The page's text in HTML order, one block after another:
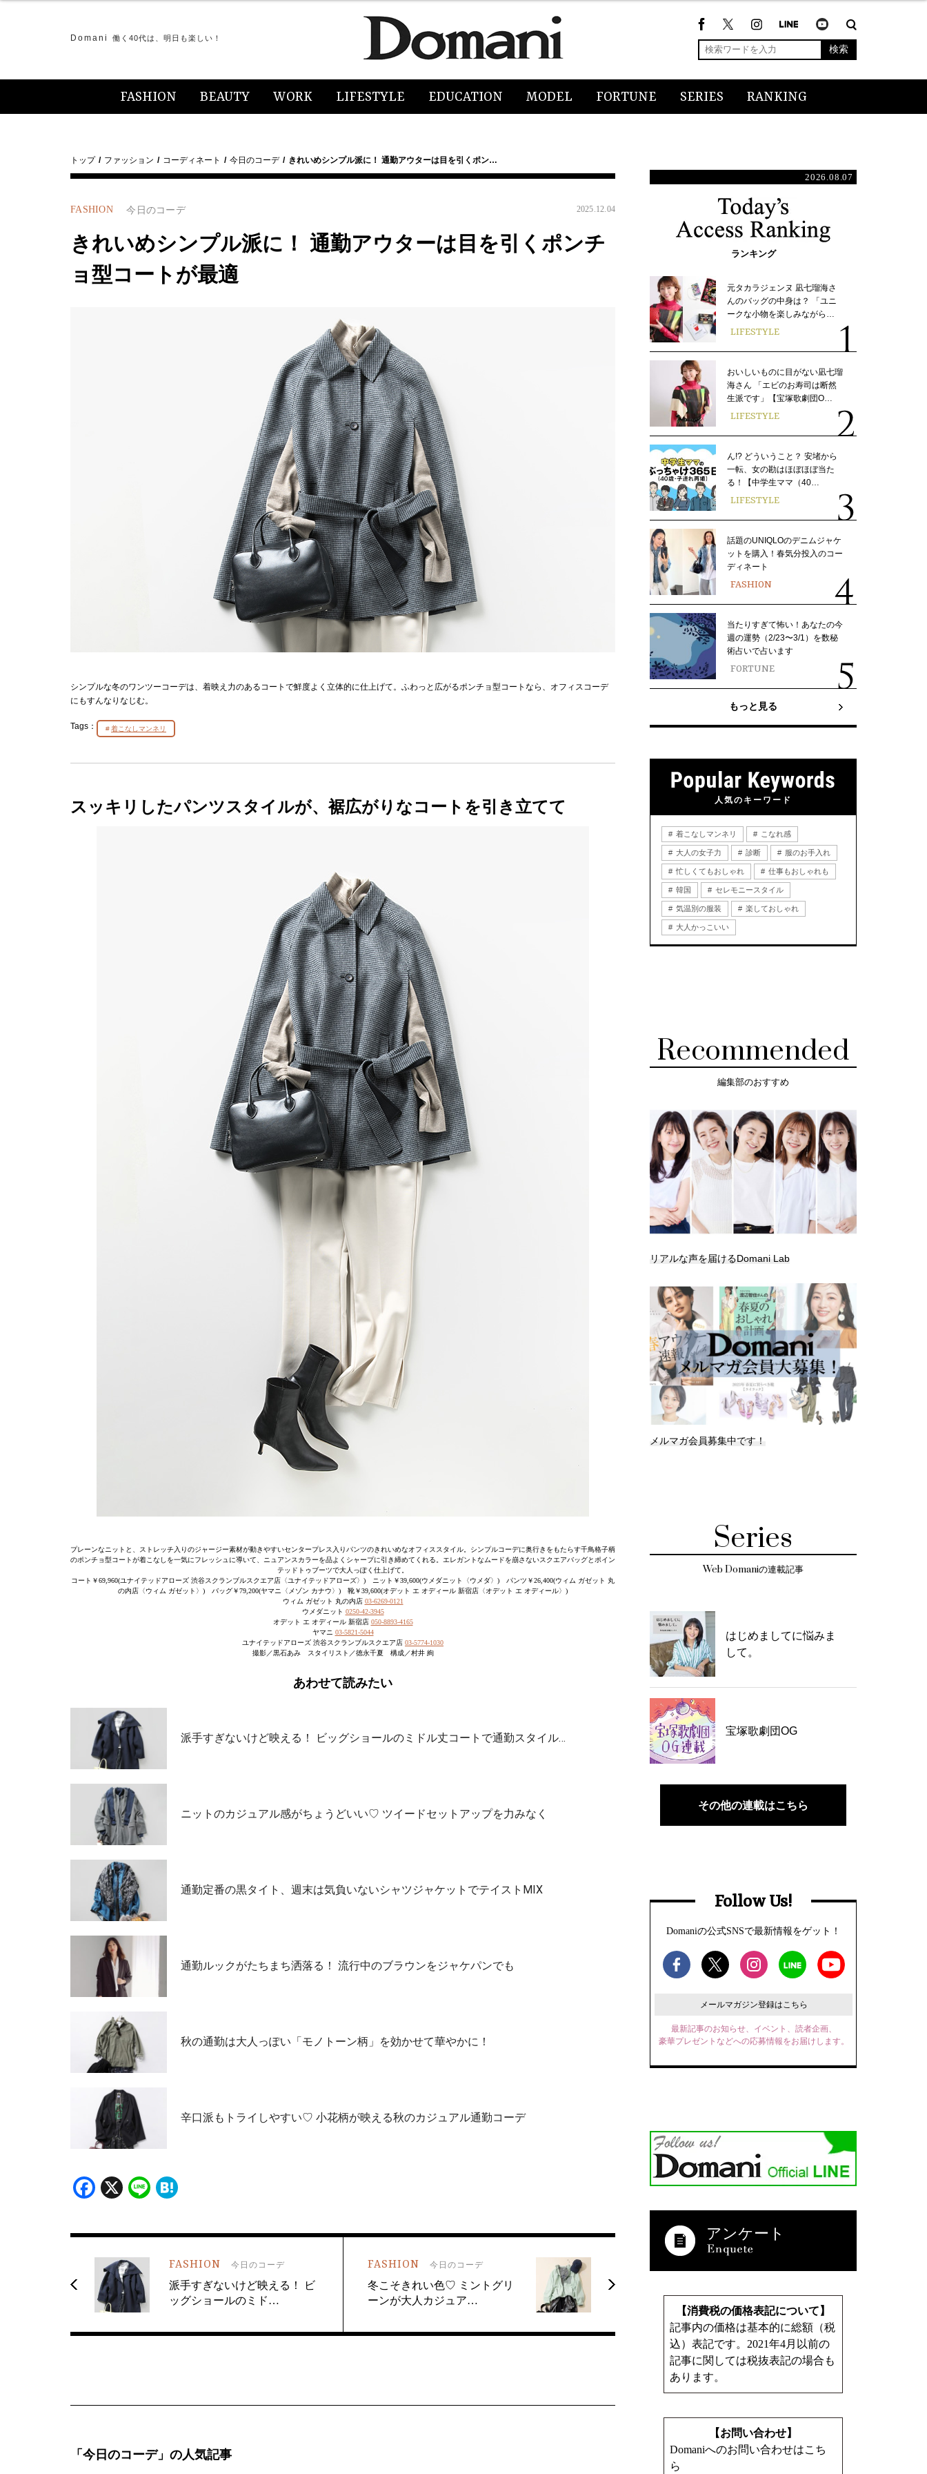
Domani 働く40代は、明日も楽しい！
検索
FASHION BEAUTY WORK LIFESTYLE EDUCATION MODEL FORTUNE SERIES RANKING
トップ ファッション コーディネート 今日のコーデ きれいめシンプル派に！ 通勤アウターは目を引くポン…
FASHION 今日のコーデ 2025.12.04
きれいめシンプル派に！ 通勤アウターは目を引くポンチ
ョ型コートが最適
シンプルな冬のワンツーコーデは、着映え力のあるコートで鮮度よく立体的に仕上げて。ふわっと広がるポンチョ型コートなら、オフィスコーデ
にもすんなりなじむ。
Tags： 着こなしマンネリ
スッキリしたパンツスタイルが、裾広がりなコートを引き立てて
プレーンなニットと、ストレッチ入りのジャージー素材が動きやすいセンタープレス入りパンツのきれいめなオフィススタイル。シンプルコーデに奥行きをもたらす千鳥格子柄
のポンチョ型コートが着こなしを一気にフレッシュに導いて、ニュアンスカラーを品よくシャープに引き締めてくれる。エレガントなムードを崩さないスクエアバッグとポイン
テッドトゥブーツで大人っぽく仕上げて。
コート￥69,960(ユナイテッドアローズ 渋谷スクランブルスクエア店〈ユナイテッドアローズ〉) ニット￥39,600(ウメダニット〈ウメダ〉) パンツ￥26,400(ウィム ガゼット 丸
の内店〈ウィム ガゼット〉) バッグ￥79,200(ヤマニ〈メゾン カナウ〉) 靴￥39,600(オデット エ オディール 新宿店〈オデット エ オディール〉)
ウィム ガゼット 丸の内店 03-6269-0121
ウメダニット 0250-42-3945
オデット エ オディール 新宿店 050-8893-4165
ヤマニ 03-5821-5044
ユナイテッドアローズ 渋谷スクランブルスクエア店 03-5774-1030
撮影／黒石あみ スタイリスト／徳永千夏 構成／村井 絢
あわせて読みたい
派手すぎないけど映える！ ビッグショールのミドル丈コートで通勤スタイル…
ニットのカジュアル感がちょうどいい♡ ツイードセットアップを力みなく
通勤定番の黒タイト、週末は気負いないシャツジャケットでテイストMIX
通勤ルックがたちまち洒落る！ 流行中のブラウンをジャケパンでも
秋の通勤は大人っぽい「モノトーン柄」を効かせて華やかに！
辛口派もトライしやすい♡ 小花柄が映える秋のカジュアル通勤コーデ
Facebook
X Line
FASHION 今日のコーデ
派手すぎないけど映える！ ビ
ッグショールのミド…
FASHION 今日のコーデ
冬こそきれい色♡ ミントグリ
ーンが大人カジュア…
「今日のコーデ」の人気記事
2026.08.07
ランキング
元タカラジェンヌ 凪七瑠海さ
んのバッグの中身は？ 「ユニ
ークな小物を楽しみながら…
LIFESTYLE
おいしいものに目がない凪七瑠
海さん 「エビのお寿司は断然
生派です」【宝塚歌劇団O…
LIFESTYLE
ん!? どういうこと？ 安堵から
一転、女の勘はほぼほぼ当た
る！【中学生ママ（40…
LIFESTYLE
話題のUNIQLOのデニムジャケ
ットを購入！春気分投入のコー
ディネート
FASHION
当たりすぎて怖い！あなたの今
週の運勢（2/23〜3/1）を数秘
術占いで占います
FORTUNE
もっと見る
人気のキーワード
着こなしマンネリ こなれ感
大人の女子力 診断 服のお手入れ
忙しくてもおしゃれ 仕事もおしゃれも
韓国 セレモニースタイル
気温別の服装 楽しておしゃれ
大人かっこいい
Recommended
編集部のおすすめ
リアルな声を届けるDomani Lab
メルマガ会員募集中です！
Series
Web Domaniの連載記事
はじめましてに悩みま
して。
宝塚歌劇団OG
その他の連載はこちら
Follow Us!
Domaniの公式SNSで最新情報をゲット！
メールマガジン登録はこちら
最新記事のお知らせ、イベント、読者企画、
豪華プレゼントなどへの応募情報をお届けします。
アンケート
【消費税の価格表記について】
記事内の価格は基本的に総額（税
込）表記です。2021年4月以前の
記事に関しては税抜表記の場合も
あります。
【お問い合わせ】
Domaniへのお問い合わせはこち
ら